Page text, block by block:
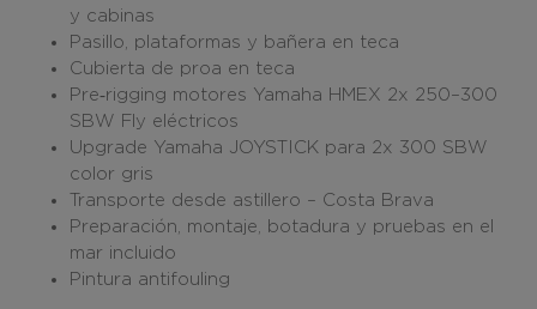
y cabinas
Pasillo, plataformas y bañera en teca
Cubierta de proa en teca
Pre‑rigging motores Yamaha HMEX 2x 250–300
SBW Fly eléctricos
Upgrade Yamaha JOYSTICK para 2x 300 SBW
color gris
Transporte desde astillero – Costa Brava
Preparación, montaje, botadura y pruebas en el
mar incluido
Pintura antifouling